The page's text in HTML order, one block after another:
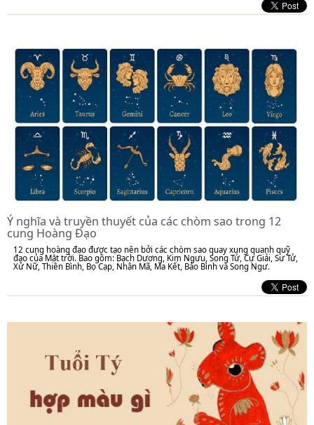
Ý nghĩa và truyền thuyết của các chòm sao trong 12
cung Hoàng Đạo
12 cung hoàng đạo được tạo nên bởi các chòm sao quay xung quanh quỹ
đạo của Mặt trời. Bao gồm: Bạch Dương, Kim Ngưu, Song Tử, Cự Giải, Sư Tử,
Xử Nữ, Thiên Bình, Bọ Cạp, Nhân Mã, Ma Kết, Bảo Bình và Song Ngư.